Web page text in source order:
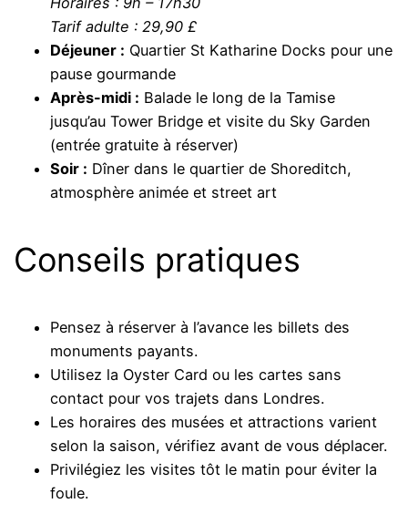
Tarif adulte : 29,90 £
Déjeuner : Quartier St Katharine Docks pour une
pause gourmande
Après-midi : Balade le long de la Tamise
jusqu’au Tower Bridge et visite du Sky Garden
(entrée gratuite à réserver)
Soir : Dîner dans le quartier de Shoreditch,
atmosphère animée et street art
Conseils pratiques
Pensez à réserver à l’avance les billets des
monuments payants.
Utilisez la Oyster Card ou les cartes sans
contact pour vos trajets dans Londres.
Les horaires des musées et attractions varient
selon la saison, vérifiez avant de vous déplacer.
Privilégiez les visites tôt le matin pour éviter la
foule.